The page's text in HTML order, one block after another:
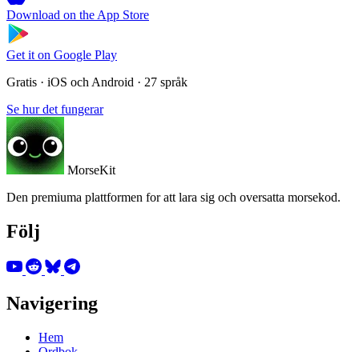
Download on the App Store
Get it on Google Play
Gratis · iOS och Android · 27 språk
Se hur det fungerar
MorseKit
Den premiuma plattformen for att lara sig och oversatta morsekod.
Följ
Navigering
Hem